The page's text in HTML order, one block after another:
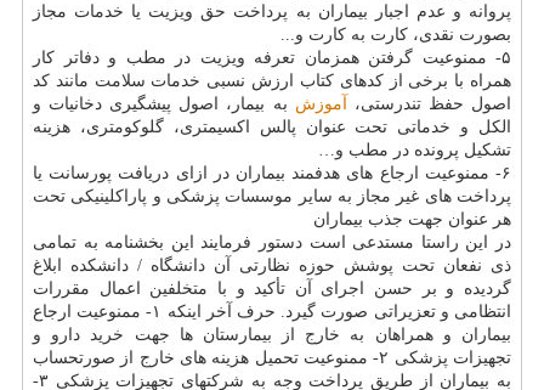
پروانه و عدم اجبار بیماران به پرداخت حق ویزیت یا خدمات مجاز
بصورت نقدی، کارت به کارت و...
۵- ممنوعیت گرفتن همزمان تعرفه ویزیت در مطب و دفاتر کار
همراه با برخی از کدهای کتاب ارزش نسبی خدمات سلامت مانند کد
اصول حفظ تندرستی،
آموزش به بیمار، اصول پیشگیری دخانیات و
الکل و خدماتی تحت عنوان پالس اکسیمتری، گلوکومتری، هزینه
تشکیل پرونده در مطب و…
۶- ممنوعیت ارجاع های هدفمند بیماران در ازای دریافت پورسانت یا
پرداخت های غیر مجاز به سایر موسسات پزشکی و پاراکلینیکی تحت
هر عنوان جهت جذب بیماران
در این راستا مستدعی است دستور فرمایند این بخشنامه به تمامی
ذی نفعان تحت پوشش حوزه نظارتی آن دانشگاه / دانشکده ابلاغ
گردیده و بر حسن اجرای آن تأکید و با متخلفین اعمال مقررات
انتظامی و تعزیراتی صورت گیرد. حرف آخر اینکه ۱- ممنوعیت ارجاع
بیماران و همراهان به خارج از بیمارستان ها جهت خرید دارو و
تجهیزات پزشکی ۲- ممنوعیت تحمیل هزینه های خارج از صورتحساب
به بیماران از طریق پرداخت وجه به شرکتهای تجهیزات پزشکی ۳-